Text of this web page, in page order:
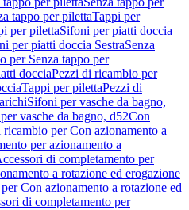
tappo per pilettaTappi per
per pilettaSifoni per piatti doccia
per piatti doccia SestraSenza
per Senza tappo per
docciaPezzi di ricambio per
Tappi per pilettaPezzi di
Sifoni per vasche da bagno,
vasche da bagno, d52Con
ricambio per Con azionamento a
per azionamento a
di completamento per
a rotazione ed erogazione
Con azionamento a rotazione ed
di completamento per